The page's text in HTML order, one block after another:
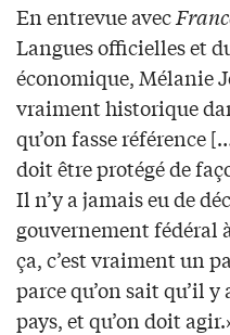
En entrevue avec
Langues officielles et
économique, Mélanie
vraiment historique
qu’on fasse référence
doit être protégé de
Il n’y a jamais eu de
gouvernement fédéral
ça, c’est vraiment un
parce qu’on sait qu’il
pays, et qu’on doit